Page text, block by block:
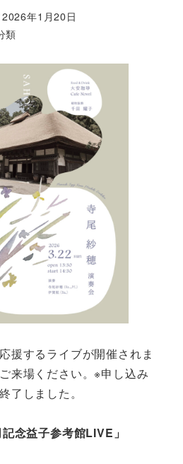
日
2026年1月20日
ー
類
援するライブが開催されま
来場ください。※申し込み
了しました。
念益子参考館LIVE」